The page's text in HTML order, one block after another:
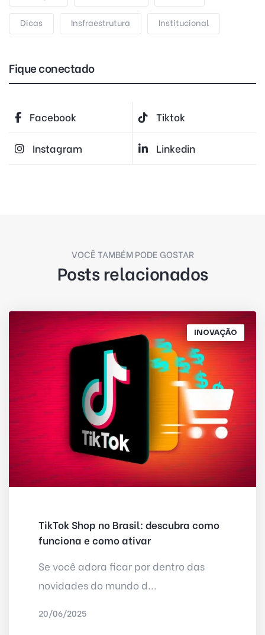
Dicas Insfraestrutura Institucional
Fique conectado
Facebook Tiktok
Instagram Linkedin
VOCÊ TAMBÉM PODE GOSTAR
Posts relacionados
INOVAÇÃO
TikTok Shop no Brasil: descubra como
funciona e como ativar
Se você adora ficar por dentro das
novidades do mundo d...
20/06/2025